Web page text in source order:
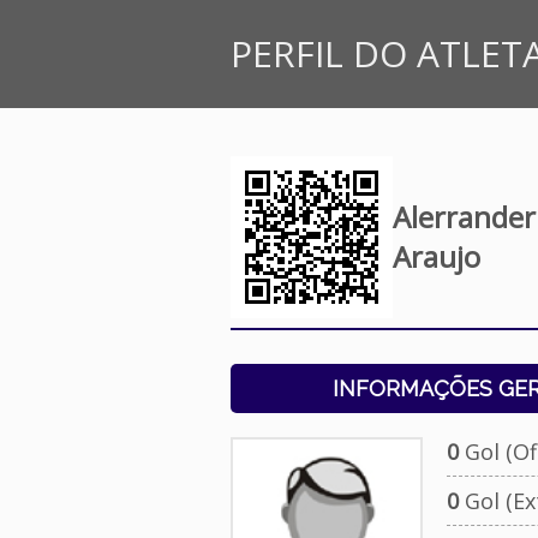
PERFIL DO
Araujo
INFORMAÇÕES
0Gol
0Gol